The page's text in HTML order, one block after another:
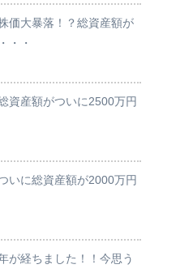
価大暴落！？総資産額が
・・
資産額がついに2500万円
いに総資産額が2000万円
が経ちました！！今思う